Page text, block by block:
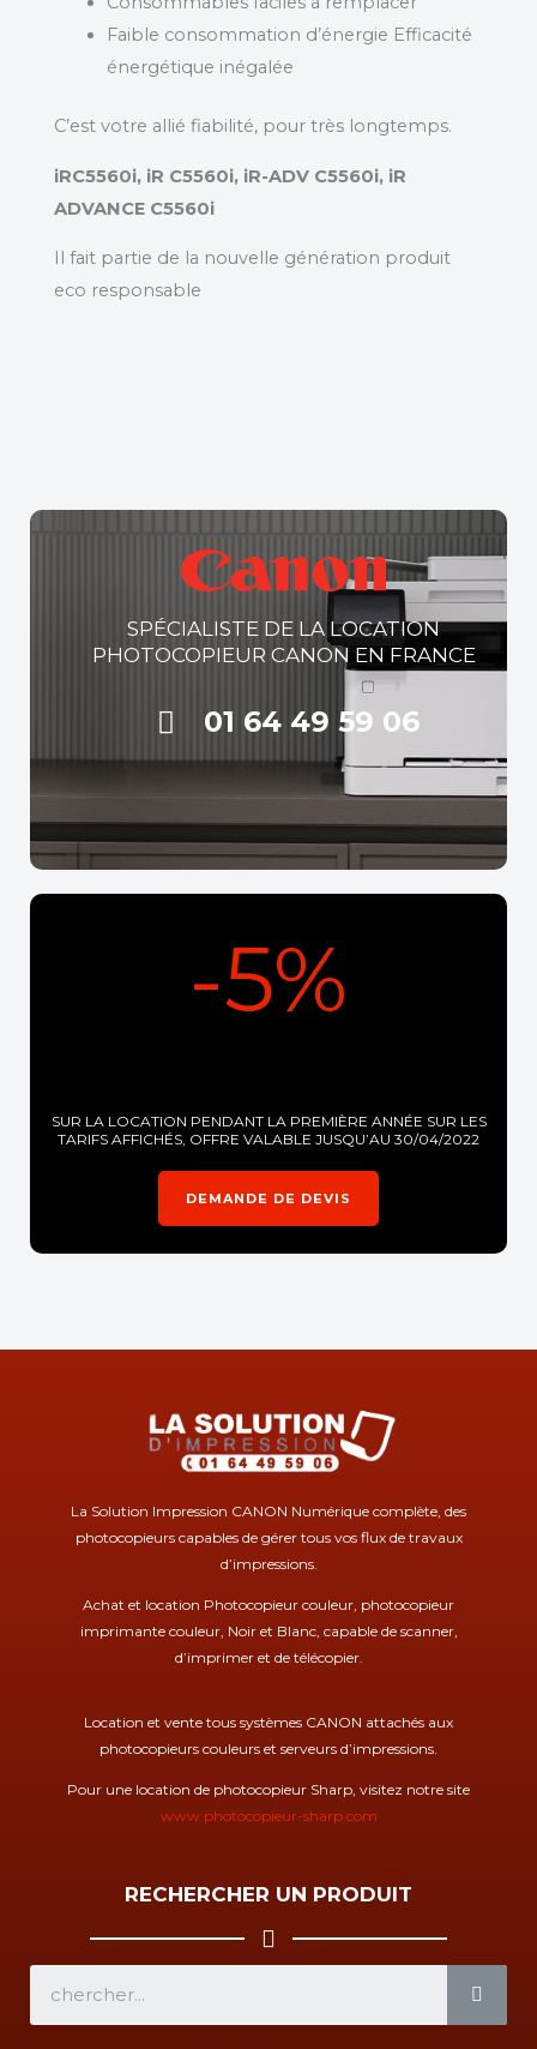
Faible consommation d’énergie Efficacité
énergétique inégalée
C’est votre allié fiabilité, pour très longtemps.
iRC5560i, iR C5560i, iR-ADV C5560i, iR
ADVANCE C5560i
Il fait partie de la nouvelle génération produit
eco responsable
SPÉCIALISTE DE LA LOCATION
PHOTOCOPIEUR CANON EN FRANCE
01 64 49 59 06
-5%
SUR LA LOCATION PENDANT LA PREMIÈRE ANNÉE SUR LES
TARIFS AFFICHÉS, OFFRE VALABLE JUSQU’AU 30/04/2022
DEMANDE DE DEVIS
La Solution Impression CANON Numérique complète, des
photocopieurs capables de gérer tous vos flux de travaux
d’impressions.
Achat et location Photocopieur couleur, photocopieur
imprimante couleur, Noir et Blanc, capable de scanner,
d’imprimer et de télécopier.
Location et vente tous systèmes CANON attachés aux
photocopieurs couleurs et serveurs d’impressions.
Pour une location de photocopieur Sharp, visitez notre site
www.photocopieur-sharp.com
RECHERCHER UN PRODUIT